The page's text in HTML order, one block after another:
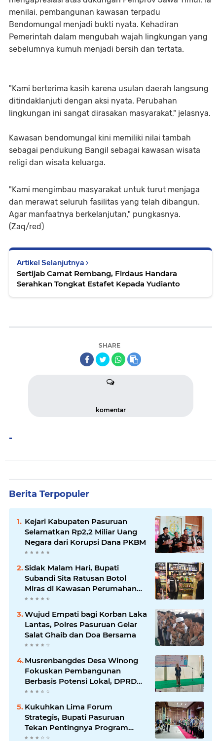
menilai, pembangunan kawasan terpadu
Bendomungal menjadi bukti nyata. Kehadiran
Pemerintah dalam mengubah wajah lingkungan yang
sebelumnya kumuh menjadi bersih dan tertata.
"Kami berterima kasih karena usulan daerah langsung
ditindaklanjuti dengan aksi nyata. Perubahan
lingkungan ini sangat dirasakan masyarakat," jelasnya.
Kawasan bendomungal kini memiliki nilai tambah
sebagai pendukung Bangil sebagai kawasan wisata
religi dan wisata keluarga.
"Kami mengimbau masyarakat untuk turut menjaga
dan merawat seluruh fasilitas yang telah dibangun.
Agar manfaatnya berkelanjutan," pungkasnya.
(Zaq/red)
Artikel Selanjutnya
Sertijab Camat Rembang, Firdaus Handara
Serahkan Tongkat Estafet Kepada Yudianto
SHARE
komentar
-
Berita Terpopuler
Kejari Kabupaten Pasuruan
Selamatkan Rp2,2 Miliar Uang
Negara dari Korupsi Dana PKBM
Sidak Malam Hari, Bupati
Subandi Sita Ratusan Botol
Miras di Kawasan Perumahan
Sidoarjo
Wujud Empati bagi Korban Laka
Lantas, Polres Pasuruan Gelar
Salat Ghaib dan Doa Bersama
Musrenbangdes Desa Winong
Fokuskan Pembangunan
Berbasis Potensi Lokal, DPRD
Optimistis Meski Dihantam
Kukuhkan Lima Forum
Strategis, Bupati Pasuruan
Tekan Pentingnya Program
Nyata untuk Rakyat